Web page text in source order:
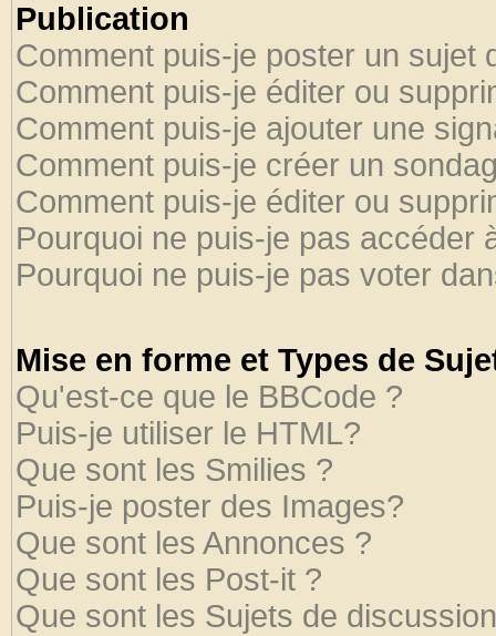
Publication
Comment puis-je poster un sujet
Comment puis-je éditer ou
Comment puis-je ajouter une
Comment puis-je créer un
Comment puis-je éditer ou
Pourquoi ne puis-je pas accéder
Pourquoi ne puis-je pas voter
Mise en forme et Types de
Qu'est-ce que le BBCode ?
Puis-je utiliser le HTML?
Que sont les Smilies ?
Puis-je poster des Images?
Que sont les Annonces ?
Que sont les Post-it ?
Que sont les Sujets de